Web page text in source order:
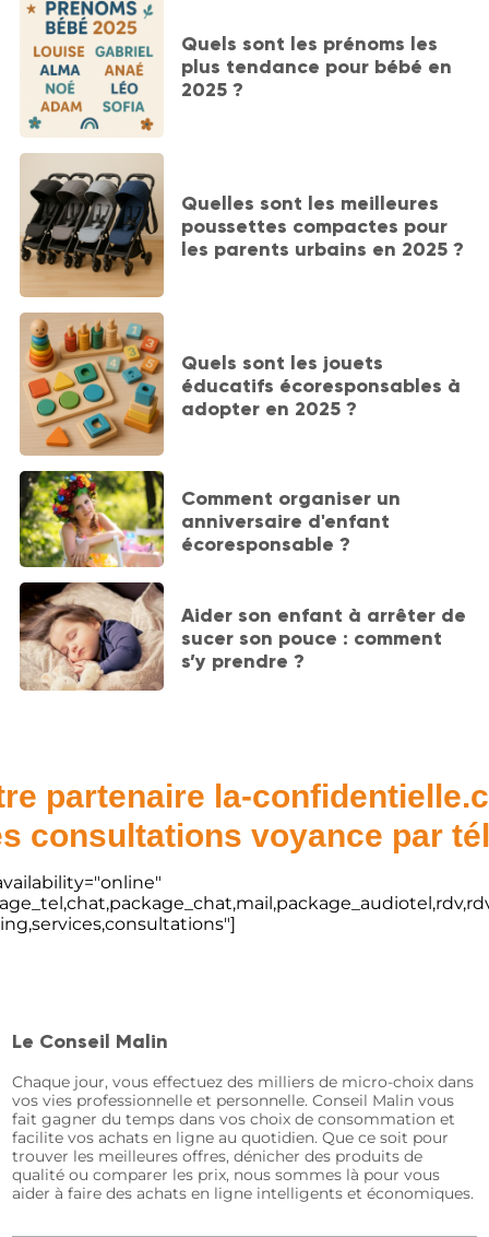
Quels sont les prénoms les
plus tendance pour bébé en
2025 ?
Quelles sont les meilleures
poussettes compactes pour
les parents urbains en 2025 ?
Quels sont les jouets
éducatifs écoresponsables à
adopter en 2025 ?
Comment organiser un
anniversaire d'enfant
écoresponsable ?
Aider son enfant à arrêter de
sucer son pouce : comment
s’y prendre ?
partenaire la-
consultations voyance par
Le Conseil Malin
Chaque jour, vous effectuez des milliers de micro-choix dans
vos vies professionnelle et personnelle. Conseil Malin vous
fait gagner du temps dans vos choix de consommation et
facilite vos achats en ligne au quotidien. Que ce soit pour
trouver les meilleures offres, dénicher des produits de
qualité ou comparer les prix, nous sommes là pour vous
aider à faire des achats en ligne intelligents et économiques.